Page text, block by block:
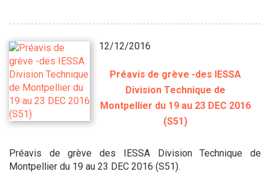
12/12/2016
Préavis de grève -des IESSA
Division Technique de
Montpellier du 19 au 23 DEC 2016
(S51)
Préavis de grève des IESSA Division Technique de
Montpellier du 19 au 23 DEC 2016 (S51).